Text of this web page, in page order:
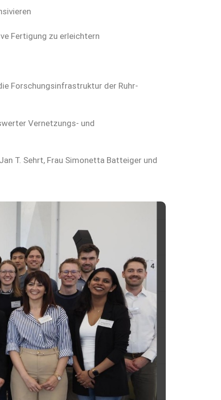
Fertigung zu erleichtern
Forschungsinfrastruktur der Ruhr-
Vernetzungs- und
T. Sehrt, Frau Simonetta Batteiger und